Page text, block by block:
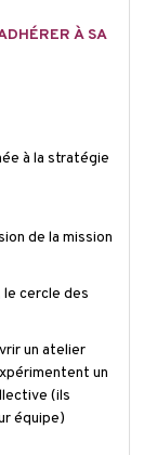
À SA
à la stratégie
de la mission
le cercle des
un atelier
un
(ils
équipe)